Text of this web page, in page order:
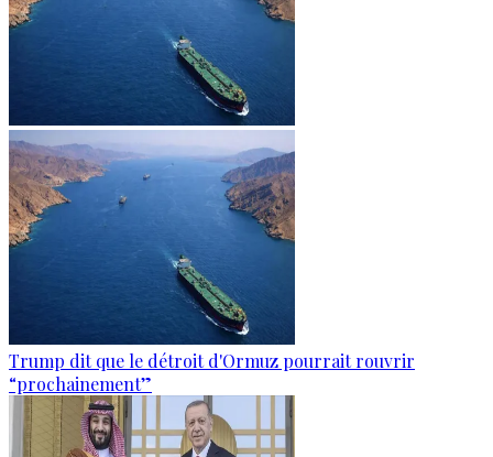
Trump dit que le détroit d'Ormuz pourrait rouvrir
“prochainement”